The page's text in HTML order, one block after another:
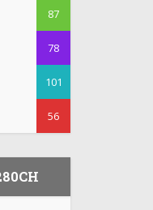
87
78
101
56